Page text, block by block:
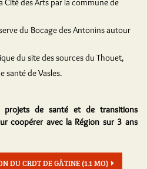
du Bocage des Antonins autour
du site des sources du Thouet,
santé de Vasles.
de santé et de transitions
coopérer avec la Région sur 3 ans
DU CRDT DE GÂTINE (1.1 MO)